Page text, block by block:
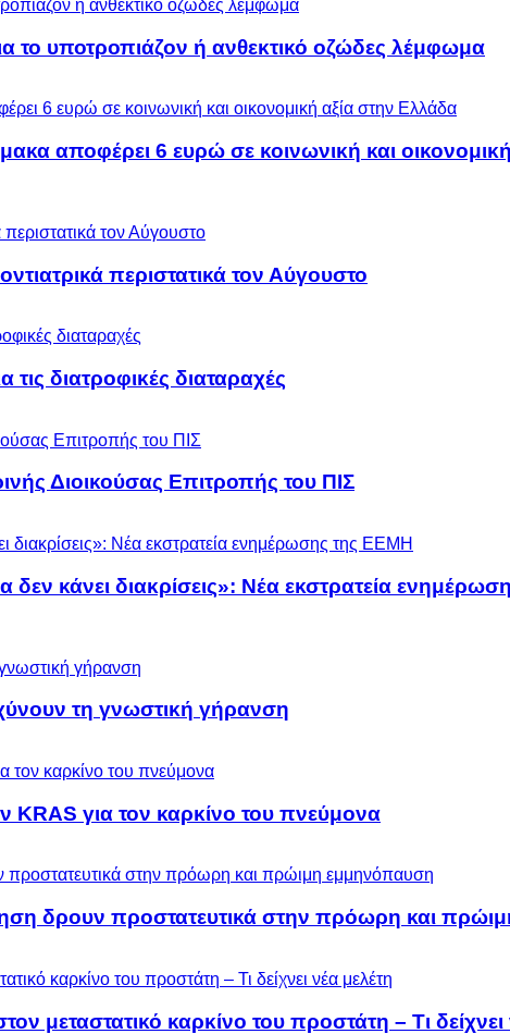
το υποτροπιάζον ή ανθεκτικό οζώδες λέμφωμα
αποφέρει 6 ευρώ σε κοινωνική και
περιστατικά τον Αύγουστο
τις διατροφικές διαταραχές
Διοικούσας Επιτροπής του ΠΙΣ
δεν κάνει διακρίσεις»: Νέα εκστρατεία
τη γνωστική γήρανση
για τον καρκίνο του πνεύμονα
δρουν προστατευτικά στην πρόωρη και
μεταστατικό καρκίνο του προστάτη – Τι δείχνει